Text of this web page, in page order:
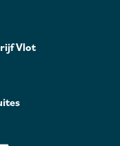
Vlot